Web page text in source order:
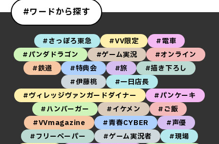
#ワードから探す
#さっぽろ東急 #VV限定
#電車
#パンダドラゴン
#ゲーム実況
#オンライン
#鉄道
#特典会 #旅
#描き下ろし
#伊藤桃
#一日店長
#ヴィレッジヴァンガードダイナー
#パンケーキ
#ハンバーガー
#イケメン
#ご飯
#VVmagazine
#青春CYBER
#声優
#フリーペーパー
#ゲーム実況者
#現場